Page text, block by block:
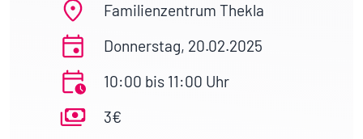
Familienzentrum Thekla
Donnerstag, 20.02.2025
10:00 bis 11:00 Uhr
3€